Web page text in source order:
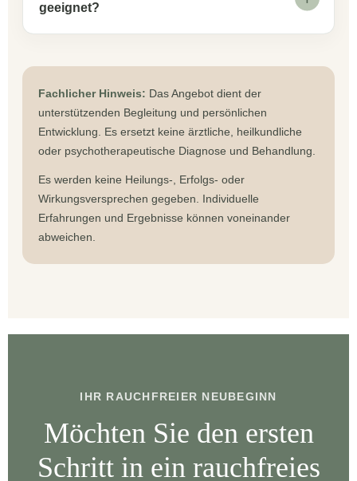
geeignet?
Fachlicher Hinweis: Das Angebot dient der
unterstützenden Begleitung und persönlichen
Entwicklung. Es ersetzt keine ärztliche, heilkundliche
oder psychotherapeutische Diagnose und Behandlung.
Es werden keine Heilungs-, Erfolgs- oder
Wirkungsversprechen gegeben. Individuelle
Erfahrungen und Ergebnisse können voneinander
abweichen.
IHR RAUCHFREIER NEUBEGINN
Möchten Sie den ersten
Schritt in ein rauchfreies